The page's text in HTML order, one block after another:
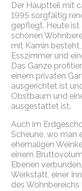
Der Hauptteil mit
1995 sorgfältig
gepflegt. Heute ist
schönen
mit Kamin
Esszimmer und
Das Ganze
einem privaten
ausgerichtet ist
Obstbaum und
ausgestattet ist.
Auch im
Scheune, wo man
ehemaligen
einem
Ebenen
Werkstatt, einer
des Wohnbereichs